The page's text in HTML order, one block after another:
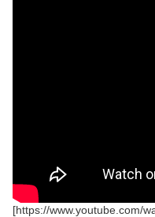
[https://www.youtube.com/